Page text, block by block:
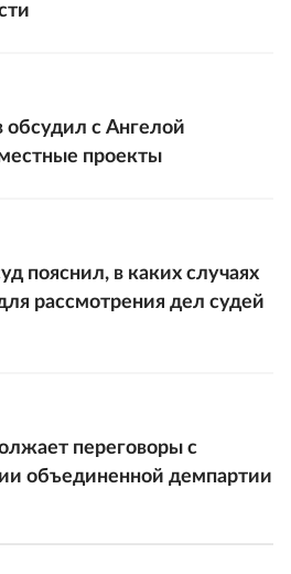
с Ангелой
проекты
пояснил, в каких случаях
рассмотрения дел судей
переговоры с
объединенной демпартии